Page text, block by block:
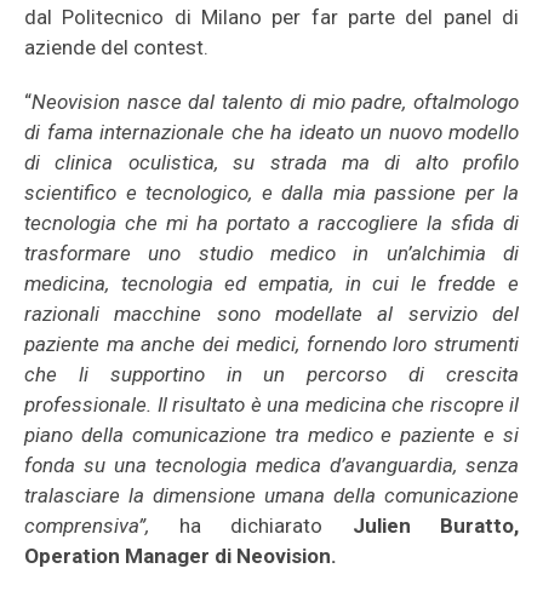
dal Politecnico di Milano per far parte del panel di
aziende del contest.
“Neovision nasce dal talento di mio padre, oftalmologo
di fama internazionale che ha ideato un nuovo modello
di clinica oculistica, su strada ma di alto profilo
scientifico e tecnologico, e dalla mia passione per la
tecnologia che mi ha portato a raccogliere la sfida di
trasformare uno studio medico in un’alchimia di
medicina, tecnologia ed empatia, in cui le fredde e
razionali macchine sono modellate al servizio del
paziente ma anche dei medici, fornendo loro strumenti
che li supportino in un percorso di crescita
professionale. Il risultato è una medicina che riscopre il
piano della comunicazione tra medico e paziente e si
fonda su una tecnologia medica d’avanguardia, senza
tralasciare la dimensione umana della comunicazione
comprensiva”, ha dichiarato Julien Buratto,
Operation Manager di Neovision.